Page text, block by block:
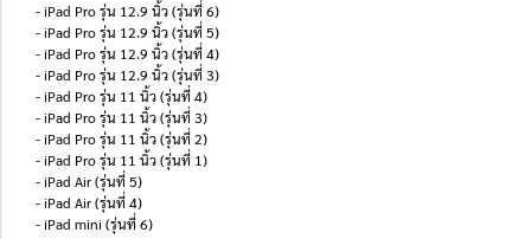
- iPad Pro รุ่น 12.9 นิ้ว (รุ่นที่ 6)
- iPad Pro รุ่น 12.9 นิ้ว (รุ่นที่ 5)
- iPad Pro รุ่น 12.9 นิ้ว (รุ่นที่ 4)
- iPad Pro รุ่น 12.9 นิ้ว (รุ่นที่ 3)
- iPad Pro รุ่น 11 นิ้ว (รุ่นที่ 4)
- iPad Pro รุ่น 11 นิ้ว (รุ่นที่ 3)
- iPad Pro รุ่น 11 นิ้ว (รุ่นที่ 2)
- iPad Pro รุ่น 11 นิ้ว (รุ่นที่ 1)
- iPad Air (รุ่นที่ 5)
- iPad Air (รุ่นที่ 4)
- iPad mini (รุ่นที่ 6)